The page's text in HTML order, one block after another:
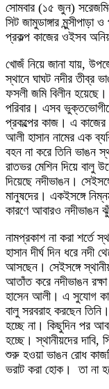
সোমবার (১৫ জুন)
সিট জামুডাঙ্গার মুন্সীপাড়া
প্রকল্প কাজের ওইসব
খোজঁ নিয়ে জানা যায়,
স্থানে ঘাঘট নদীর তীব্র
ফসলী জমি বিলীন
পরিবার। এসব
প্রকল্পের কাজ। এ কাজের
আলী হাসান নামের এক
বহন না করে তিনি ভাঙন
রাতভর মেশিন দিয়ে
দিয়েছে নদীভাঙন।
মানুষদের। একইসঙ্গে
কারণে আবারও নদীভাঙন
নামপ্রকাশ না করা শর্তে
হাসান দীর্ঘ দিন ধরে নদী
আসছেন। সেইসঙ্গে
আতাঁত করে নদীভাঙন
হাসেন আলী। এ সুযোগ
বালু সরবরাহ করছেন
হচ্ছে না। কিছুদিন পর
হচ্ছে। স্থানীয়দের দাবি,
শুরু হওয়া ভাঙন রোধ
ভরাট করা হোক। তা না